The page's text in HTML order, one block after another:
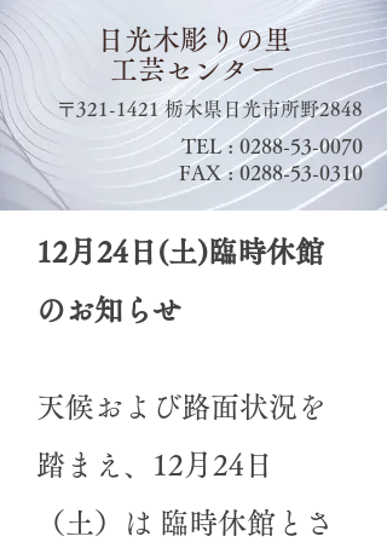
日光木彫りの里
工芸センター
​〒321-1421 栃木県日光市所野2848
TEL : 0288-53-0070
FAX :0288-53-0310
12月24日(土)臨時休館
のお知らせ
天候および路面状況を
踏まえ、 12月24日
（土）は 臨時休館とさ